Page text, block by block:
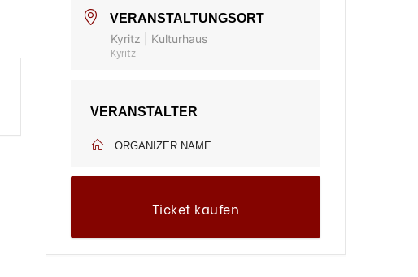
VERANSTALTUNGSORT
Kyritz | Kulturhaus
Kyritz
VERANSTALTER
ORGANIZER NAME
Ticket kaufen